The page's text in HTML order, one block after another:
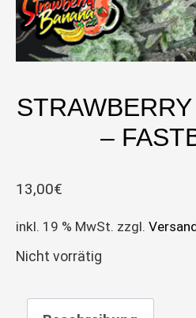
–
13,00€
inkl. 19 % MwSt. zzgl.
Nicht vorrätig